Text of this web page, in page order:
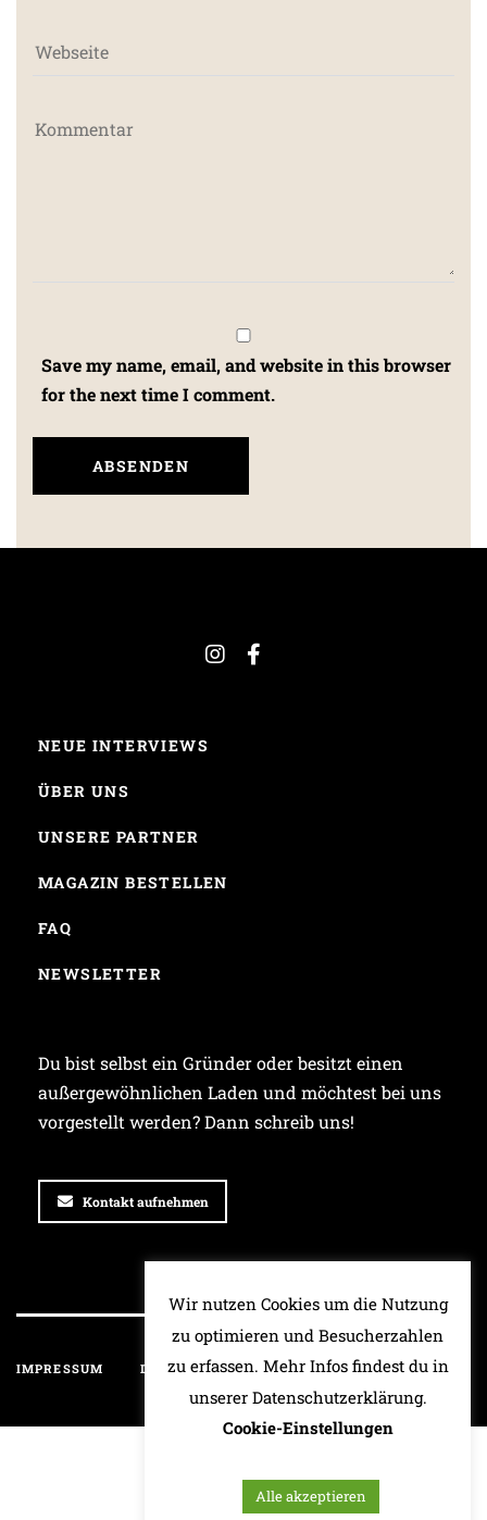
Save my name, email, and website in this browser
for the next time I comment.
NEUE INTERVIEWS
ÜBER UNS
UNSERE PARTNER
MAGAZIN BESTELLEN
FAQ
NEWSLETTER
Du bist selbst ein Gründer oder besitzt einen
außergewöhnlichen Laden und möchtest bei uns
vorgestellt werden? Dann schreib uns!
Kontakt aufnehmen
IMPRESSUM DATENSCHUTZ HAFTUNGSAUSSCHLUSS
Wir nutzen Cookies um die Nutzung
zu optimieren und Besucherzahlen
zu erfassen. Mehr Infos findest du in
unserer Datenschutzerklärung.
Cookie-Einstellungen
Alle akzeptieren